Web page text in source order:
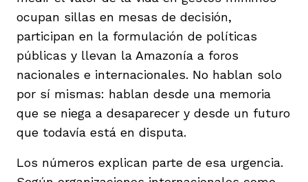
ocupan sillas en mesas de decisión,
participan en la formulación de políticas
públicas y llevan la Amazonía a foros
nacionales e internacionales. No hablan solo
por sí mismas: hablan desde una memoria
que se niega a desaparecer y desde un futuro
que todavía está en disputa.
Los números explican parte de esa urgencia.